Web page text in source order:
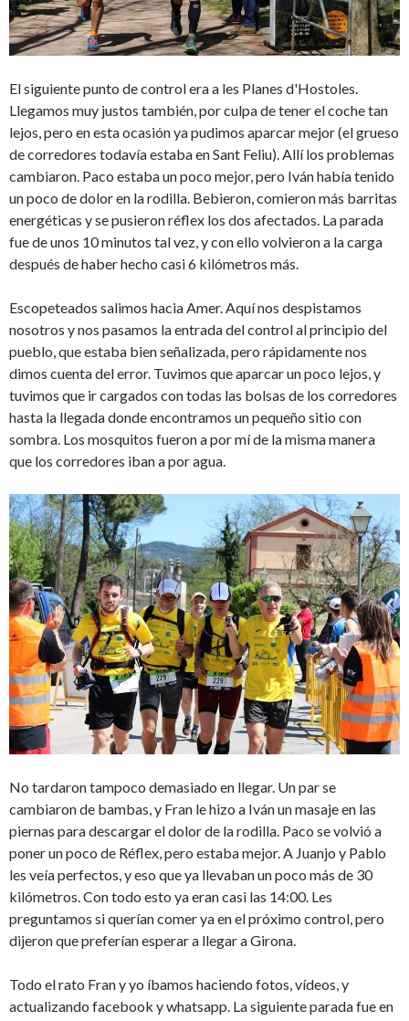
El siguiente punto de control era a les Planes d'Hostoles.
Llegamos muy justos también, por culpa de tener el coche tan
lejos, pero en esta ocasión ya pudimos aparcar mejor (el grueso
de corredores todavía estaba en Sant Feliu). Allí los problemas
cambiaron. Paco estaba un poco mejor, pero Iván había tenido
un poco de dolor en la rodilla. Bebieron, comieron más barritas
energéticas y se pusieron réflex los dos afectados. La parada
fue de unos 10 minutos tal vez, y con ello volvieron a la carga
después de haber hecho casi 6 kilómetros más.
Escopeteados salimos hacia Amer. Aquí nos despistamos
nosotros y nos pasamos la entrada del control al principio del
pueblo, que estaba bien señalizada, pero rápidamente nos
dimos cuenta del error. Tuvimos que aparcar un poco lejos, y
tuvimos que ir cargados con todas las bolsas de los corredores
hasta la llegada donde encontramos un pequeño sitio con
sombra. Los mosquitos fueron a por mí de la misma manera
que los corredores iban a por agua.
No tardaron tampoco demasiado en llegar. Un par se
cambiaron de bambas, y Fran le hizo a Iván un masaje en las
piernas para descargar el dolor de la rodilla. Paco se volvió a
poner un poco de Réflex, pero estaba mejor. A Juanjo y Pablo
les veía perfectos, y eso que ya llevaban un poco más de 30
kilómetros. Con todo esto ya eran casi las 14:00. Les
preguntamos si querían comer ya en el próximo control, pero
dijeron que preferían esperar a llegar a Girona.
Todo el rato Fran y yo íbamos haciendo fotos, vídeos, y
actualizando facebook y whatsapp. La siguiente parada fue en